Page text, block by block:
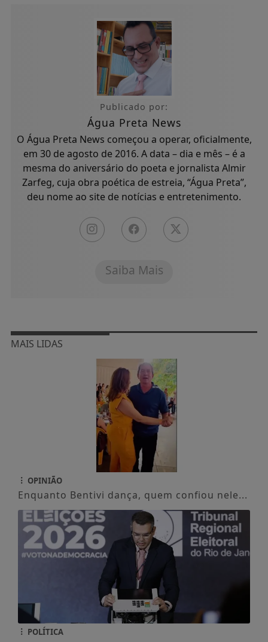
Publicado por:
Água Preta News
O Água Preta News começou a operar, oficialmente,
em 30 de agosto de 2016. A data – dia e mês – é a
mesma do aniversário do poeta e jornalista Almir
Zarfeg, cuja obra poética de estreia, “Água Preta”,
deu nome ao site de notícias e entretenimento.
Saiba Mais
MAIS LIDAS
OPINIÃO
Enquanto Bentivi dança, quem confiou nele...
POLÍTICA